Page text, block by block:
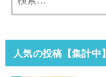
人気の投稿【集計中】